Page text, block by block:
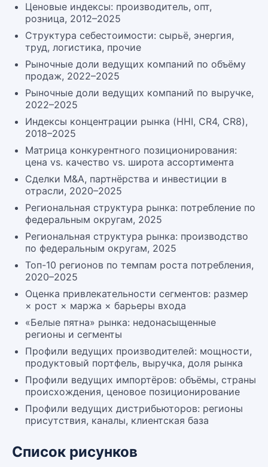
Ценовые индексы: производитель, опт,
розница, 2012–2025
Структура себестоимости: сырьё, энергия,
труд, логистика, прочие
Рыночные доли ведущих компаний по объёму
продаж, 2022–2025
Рыночные доли ведущих компаний по выручке,
2022–2025
Индексы концентрации рынка (HHI, CR4, CR8),
2018–2025
Матрица конкурентного позиционирования:
цена vs. качество vs. широта ассортимента
Сделки M&A, партнёрства и инвестиции в
отрасли, 2020–2025
Региональная структура рынка: потребление по
федеральным округам, 2025
Региональная структура рынка: производство
по федеральным округам, 2025
Топ-10 регионов по темпам роста потребления,
2020–2025
Оценка привлекательности сегментов: размер
× рост × маржа × барьеры входа
«Белые пятна» рынка: недонасыщенные
регионы и сегменты
Профили ведущих производителей: мощности,
продуктовый портфель, выручка, доля рынка
Профили ведущих импортёров: объёмы, страны
происхождения, ценовое позиционирование
Профили ведущих дистрибьюторов: регионы
присутствия, каналы, клиентская база
Список рисунков